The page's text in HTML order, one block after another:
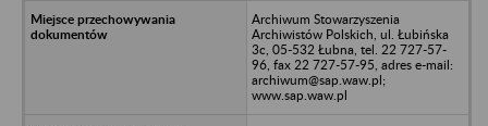
Archiwum Stowarzyszenia
Archiwistów Polskich, ul. Łubińska
3c, 05-532 Łubna, tel. 22 727-57-
96, fax 22 727-57-95, adres e-mail:
archiwum@sap.waw.pl;
www.sap.waw.pl